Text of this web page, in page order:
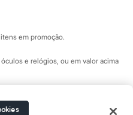
em promoção.
e relógios, ou em valor acima